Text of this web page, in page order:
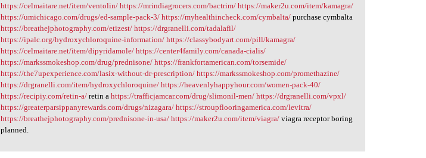
https://celmaitare.net/item/ventolin/ https://mrindiagrocers.com/bactrim/ https://maker2u.com/item/kamagra/
https://umichicago.com/drugs/ed-sample-pack-3/ https://myhealthincheck.com/cymbalta/ purchase cymbalta
https://breathejphotography.com/etizest/ https://drgranelli.com/tadalafil/
https://ipalc.org/hydroxychloroquine-information/ https://classybodyart.com/pill/kamagra/
https://celmaitare.net/item/dipyridamole/ https://center4family.com/canada-cialis/
https://markssmokeshop.com/drug/prednisone/ https://frankfortamerican.com/torsemide/
https://the7upexperience.com/lasix-without-dr-prescription/ https://markssmokeshop.com/promethazine/
https://drgranelli.com/item/hydroxychloroquine/ https://heavenlyhappyhour.com/women-pack-40/
https://recipiy.com/retin-a/ retin ahttps://trafficjamcar.com/drug/slimonil-men/ https://drgranelli.com/vpxl/
https://greaterparsippanyrewards.com/drugs/nizagara/ https://stroupflooringamerica.com/levitra/
https://breathejphotography.com/prednisone-in-usa/ https://maker2u.com/item/viagra/ viagra receptor boring
planned.